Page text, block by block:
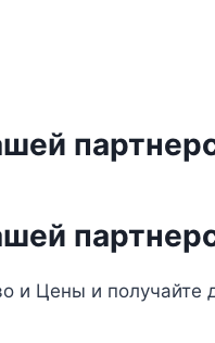
и Цены и получайте